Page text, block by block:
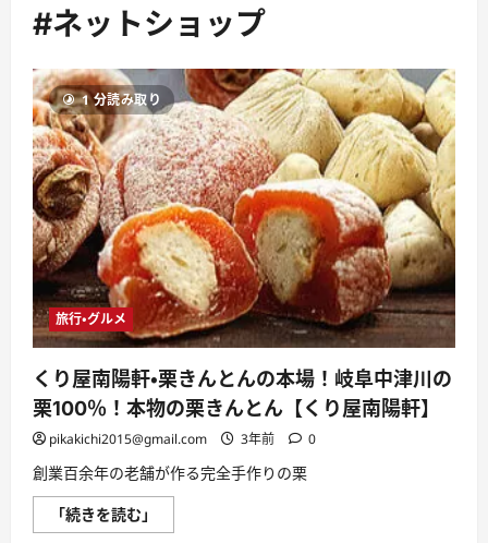
ー
#ネットショップ
1 分読み取り
旅行・グルメ
くり屋南陽軒・栗きんとんの本場！岐阜中津川の
栗100％！本物の栗きんとん【くり屋南陽軒】
pikakichi2015@gmail.com 3年前 0
創業百余年の老舗が作る完全手作りの栗
「続きを読む」
り